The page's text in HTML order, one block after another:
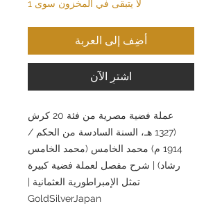
لا يتبقى في المخزون سوى 1
أضِف إلى العربة
اشترِ الآن
عملة فضية مصرية من فئة 20 كرش
(1327 هـ، السنة السادسة من الحكم /
1914 م) محمد الخامس (محمد الخامس
رشاد) | شرح مفصل لعملة فضية كبيرة
تمثل الإمبراطورية العثمانية |
GoldSilverJapan